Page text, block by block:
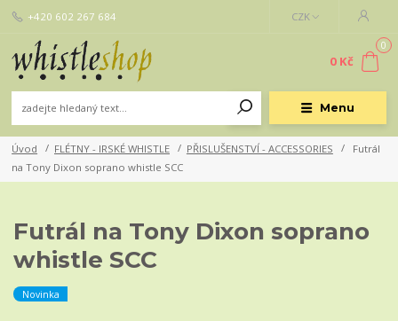
Menu
CZK
+420 602 267 684
0
0 Kč
Úvod FLÉTNY - IRSKÉ WHISTLE PŘISLUŠENSTVÍ - ACCESSORIES
Futrál
na Tony Dixon soprano whistle SCC
Futrál na Tony Dixon soprano
whistle SCC
Novinka